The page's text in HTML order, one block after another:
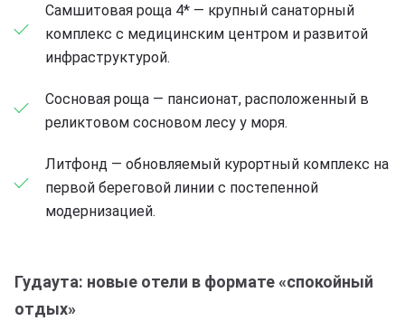
Самшитовая роща 4* — крупный санаторный
комплекс с медицинским центром и развитой
инфраструктурой.
Сосновая роща — пансионат, расположенный в
реликтовом сосновом лесу у моря.
Литфонд — обновляемый курортный комплекс на
первой береговой линии с постепенной
модернизацией.
Гудаута: новые отели в формате «спокойный
отдых»